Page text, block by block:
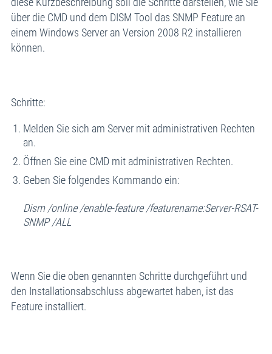
über die CMD und dem DISM Tool das SNMP Feature an
einem Windows Server an Version 2008 R2 installieren
können.
Schritte:
Melden Sie sich am Server mit administrativen Rechten
an.
Öffnen Sie eine CMD mit administrativen Rechten.
Geben Sie folgendes Kommando ein:
Dism /online /enable-feature /featurename:Server-RSAT-
SNMP /ALL
Wenn Sie die oben genannten Schritte durchgeführt und
den Installationsabschluss abgewartet haben, ist das
Feature installiert.